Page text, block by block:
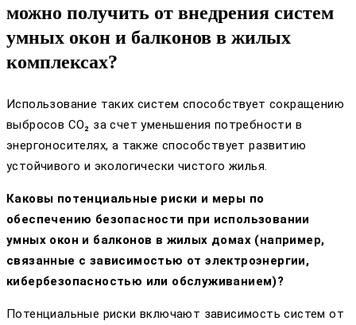
можно получить от внедрения систем
умных окон и балконов в жилых
комплексах?
Использование таких систем способствует сокращению
выбросов CO₂ за счет уменьшения потребности в
энергоносителях, а также способствует развитию
устойчивого и экологически чистого жилья.
Каковы потенциальные риски и меры по
обеспечению безопасности при использовании
умных окон и балконов в жилых домах (например,
связанные с зависимостью от электроэнергии,
кибербезопасностью или обслуживанием)?
Потенциальные риски включают зависимость систем от